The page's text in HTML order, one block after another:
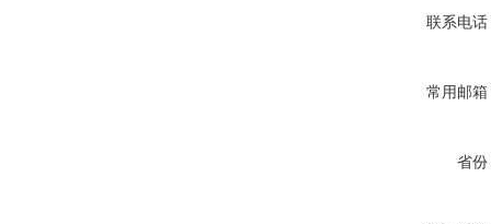
联系电话
常用邮箱
省份